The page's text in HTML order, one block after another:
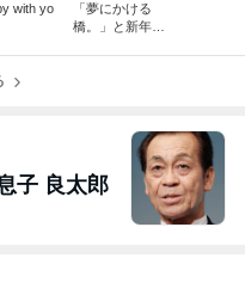
with yo
「夢にかける
橋。」と新年の
子 良太郎